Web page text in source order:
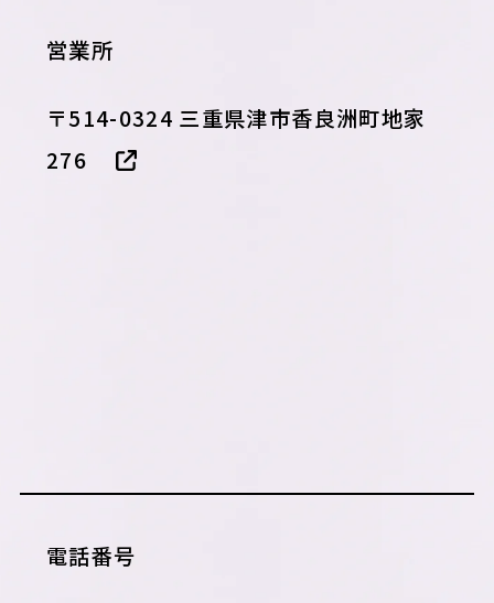
営業所
〒514-0324 三重県津市香良洲町地家
276
電話番号